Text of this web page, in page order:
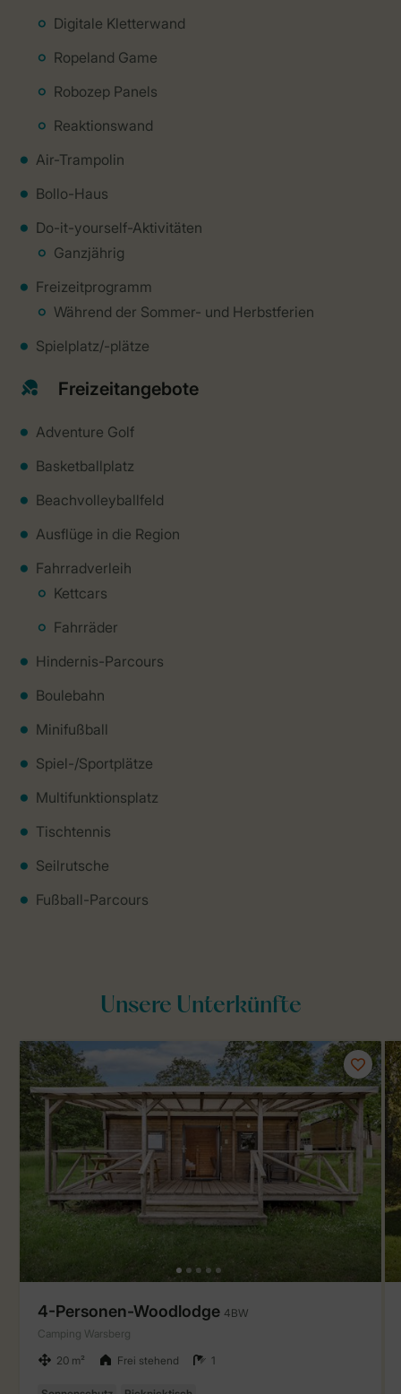
Digitale Kletterwand
Ropeland Game
Robozep Panels
Reaktionswand
Air-Trampolin
Bollo-Haus
Do-it-yourself-Aktivitäten
Ganzjährig
Freizeitprogramm
Während der Sommer- und Herbstferien
Spielplatz/-plätze
Freizeitangebote
Adventure Golf
Basketballplatz
Beachvolleyballfeld
Ausflüge in die Region
Fahrradverleih
Kettcars
Fahrräder
Hindernis-Parcours
Boulebahn
Minifußball
Spiel-/Sportplätze
Multifunktionsplatz
Tischtennis
Seilrutsche
Fußball-Parcours